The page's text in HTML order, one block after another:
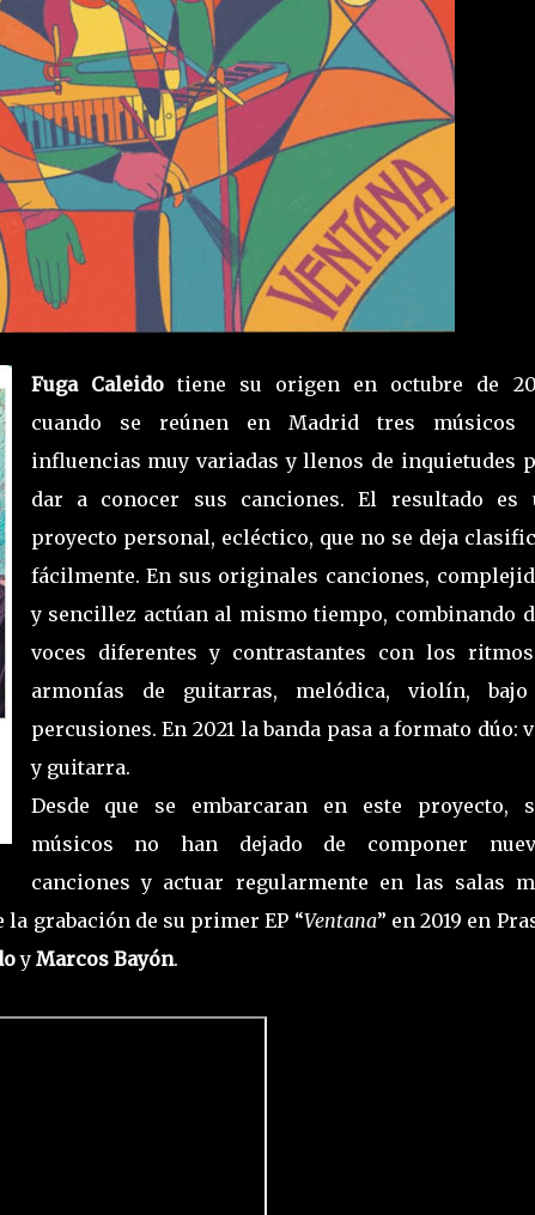
Fuga Caleidotiene su origen en octubre de
cuando se reúnen en Madrid tres músicos
influencias muy variadas y llenos de inquietudes
dar a conocer sus canciones. El resultado es
proyecto personal, ecléctico, que no se deja
fácilmente. En sus originales canciones,
y sencillez actúan al mismo tiempo, combinando
voces diferentes y contrastantes con los
armonías de guitarras, melódica, violín,
percusiones. En 2021 la banda pasa a formato dúo:
y guitarra.
Desde que se embarcaran en este proyecto,
músicos no han dejado de componer
canciones y actuar regularmente en las salas
grabación de su primer EP “Ventana” en 2019 en
yMarcos Bayón.